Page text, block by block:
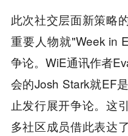
此次社交层面新策略
重要人物就"Week in
争论。WiE通讯作者
会的Josh Stark就EF
止发行展开争论。这
多社区成员借此表达